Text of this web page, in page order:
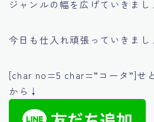
ジャンルの幅を広げていきまし
今日も仕入れ頑張っていきま
[char no=5 char=”コータ”]せ
から↓